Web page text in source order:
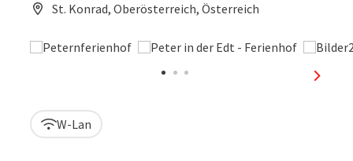
St. Konrad, Oberösterreich, Österreich
W-Lan